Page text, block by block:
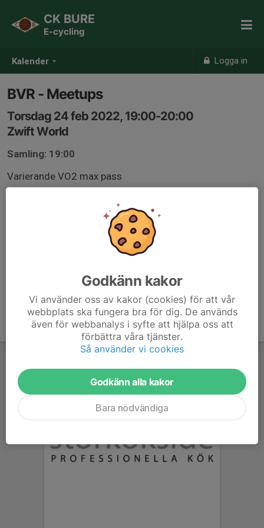
Kalender Logga in
CK BURE
E-cycling
BVR - Meetups
Torsdag 24 feb 2022, 19:00-20:00
Zwift World
Samling: 19:00
Varierande VO2 max pass
Godkänn kakor
Vi använder oss av kakor (cookies) för att vår
webbplats ska fungera bra för dig. De används
även för webbanalys i syfte att hjälpa oss att
förbättra våra tjänster.
Så använder vi cookies
Godkänn alla kakor
Bara nödvändiga